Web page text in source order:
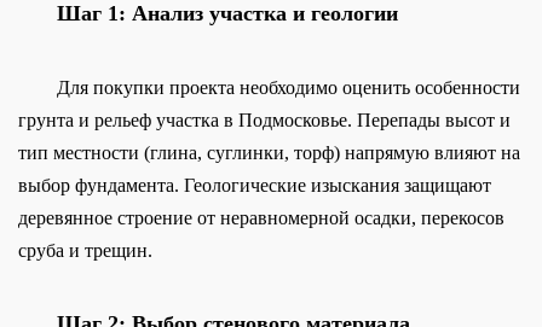
Шаг 1: Анализ участка и геологии
Для покупки проекта необходимо оценить особенности
грунта и рельеф участка в Подмосковье. Перепады высот и
тип местности (глина, суглинки, торф) напрямую влияют на
выбор фундамента. Геологические изыскания защищают
деревянное строение от неравномерной осадки, перекосов
сруба и трещин.